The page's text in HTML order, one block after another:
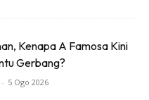
Kenapa A Famosa Kini
Gerbang?
- 5 Ogo 2026